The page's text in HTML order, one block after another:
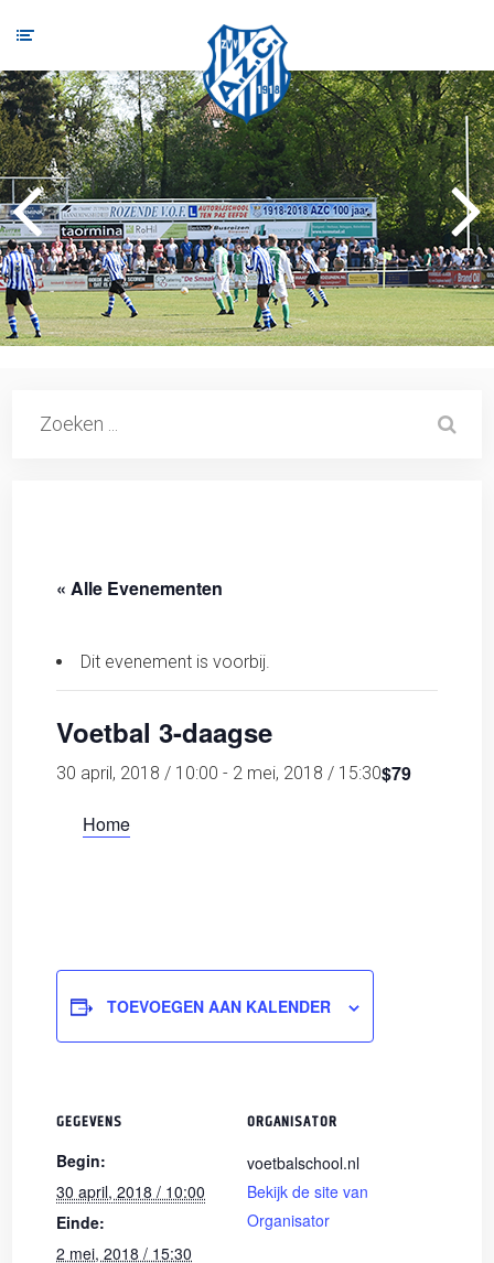
« Alle Evenementen
Dit evenement is voorbij.
Voetbal 3-daagse
30 april, 2018 / 10:00 - 2 mei, 2018 / 15:30$79
Home
TOEVOEGEN AAN KALENDER
GEGEVENS
Begin:
30 april, 2018 / 10:00
Einde:
2 mei, 2018 / 15:30
ORGANISATOR
voetbalschool.nl
Bekijk de site van
Organisator